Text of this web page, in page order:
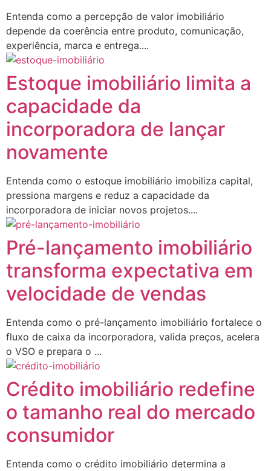
Entenda como a percepção de valor imobiliário
depende da coerência entre produto, comunicação,
experiência, marca e entrega....
Estoque imobiliário limita a
capacidade da
incorporadora de lançar
novamente
Entenda como o estoque imobiliário imobiliza capital,
pressiona margens e reduz a capacidade da
incorporadora de iniciar novos projetos....
Pré-lançamento imobiliário
transforma expectativa em
velocidade de vendas
Entenda como o pré-lançamento imobiliário fortalece o
fluxo de caixa da incorporadora, valida preços, acelera
o VSO e prepara o ...
Crédito imobiliário redefine
o tamanho real do mercado
consumidor
Entenda como o crédito imobiliário determina a